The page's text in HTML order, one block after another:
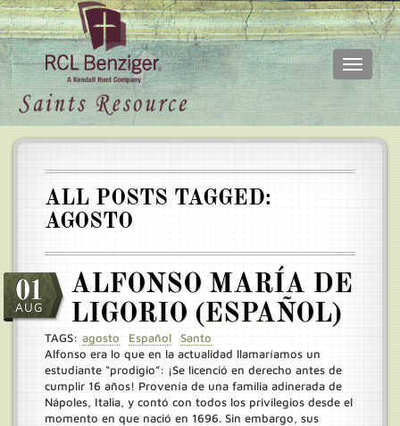
Skip
Toggle
Main
ALL POSTS TAGGED:
AGOSTO
01
AUG
ALFONSO MARÍA DE
LIGORIO (ESPAÑOL)
TAGS: agosto Español
Santo
Alfonso era lo que en la actualidad llamaríamos un
estudiante “prodigio”: ¡Se licenció en derecho antes de
cumplir 16 años! Provenía de una familia adinerada de
Nápoles, Italia, y contó con todos los privilegios desde el
momento en que nació en 1696. Sin embargo, sus